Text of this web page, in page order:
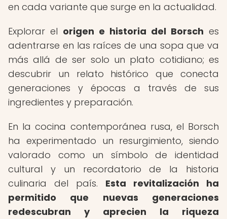
en cada variante que surge en la actualidad.
Explorar el origen e historia del Borsch es
adentrarse en las raíces de una sopa que va
más allá de ser solo un plato cotidiano; es
descubrir un relato histórico que conecta
generaciones y épocas a través de sus
ingredientes y preparación.
En la cocina contemporánea rusa, el Borsch
ha experimentado un resurgimiento, siendo
valorado como un símbolo de identidad
cultural y un recordatorio de la historia
culinaria del país. Esta revitalización ha
permitido que nuevas generaciones
redescubran y aprecien la riqueza